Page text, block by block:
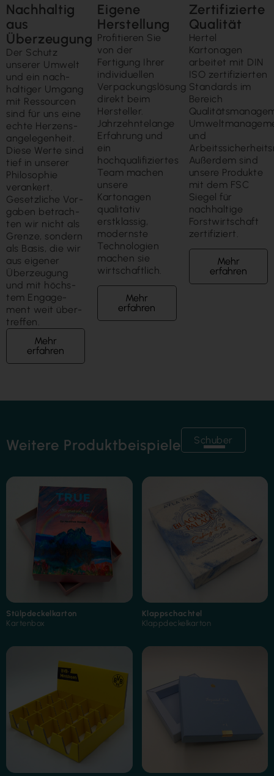
Nachhaltig
aus
Überzeugung
Der Schutz
unserer Um­welt
und ein nach­
haltiger Um­gang
mit Ressour­cen
sind für uns eine
echte Herzens­
ange­legen­heit.
Diese Werte sind
tief in unserer
Philo­sophie
veran­kert.
Gesetz­liche Vor­
gaben betrach­
ten wir nicht als
Grenze, sondern
als Basis, die wir
aus eigener
Über­zeugung
und mit höchs­
tem Engage­
ment weit über­
treffen.
Mehr
erfahren
Eigene
Herstellung
Profitieren Sie
von der
Fertigung Ihrer
individuellen
Verpackungslösung
direkt beim
Hersteller.
Jahrzehntelange
Erfahrung und
ein
hochqualifiziertes
Team machen
unsere
Kartonagen
qualitativ
erstklassig,
modernste
Technologien
machen sie
wirtschaftlich.
Mehr
erfahren
Zertifizierte
Qualität
Hertel
Kartonagen
arbeitet mit DIN
ISO zertifizierten
Standards im
Bereich
und
Außerdem sind
unsere Produkte
mit dem FSC
Siegel für
nachhaltige
Forstwirtschaft
zertifiziert.
Mehr
erfahren
Weitere Produktbeispiele Schuber
Stülpdeckelkarton
Kartenbox
Folienkaschierung
Klappschachtel
Klappdeckelkarton